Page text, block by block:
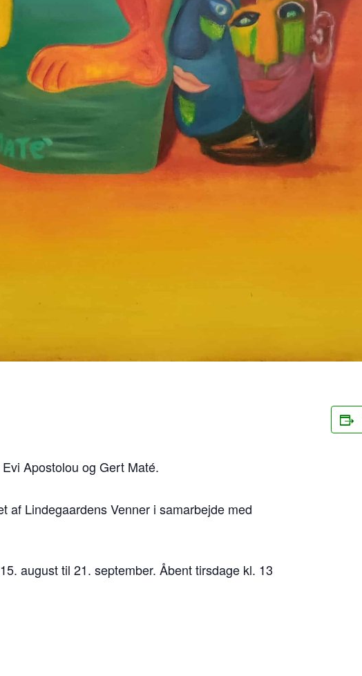
Apostolou og Gert Maté.
af Lindegaardens Venner i samarbejde med
august til 21. september. Åbent tirsdage kl. 13